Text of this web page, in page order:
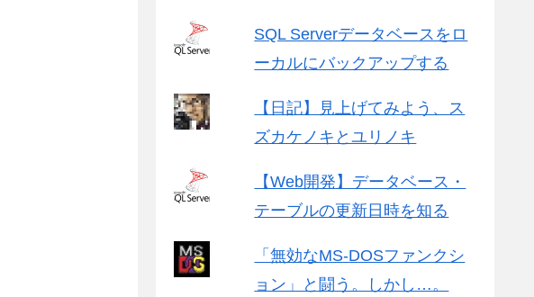
SQL Serverデータベースをロ
ーカルにバックアップする
【日記】見上げてみよう、ス
ズカケノキとユリノキ
【Web開発】データベース・
テーブルの更新日時を知る
「無効なMS-DOSファンクシ
ョン」と闘う。しかし…。